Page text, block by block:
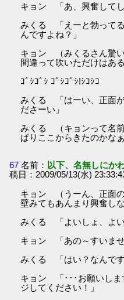
キョン 「あ、興奮してし
みくる 「えーと勃って
んですよね？」
キョン （みくるさん驚
間違って吹いただけはある
ｺﾞｼｺﾞｼ ｺﾞｼｺﾞｼ!ｼｺｼｺ
みくる 「はーい、正面
ださーい」
みくる （キョンって名
ぱりここからきたのかなぁ
67 名前： 以下、名無しにか
稿日：2009/05/13(水)
キョン （うーん、正面の
壁みてもあんまり興奮しな
みくる 「よいしょ、よ
キョン 「あの～すいませ
みくる 「はい？なんです
キョン 「･･･お願いしま
ジしてください！」